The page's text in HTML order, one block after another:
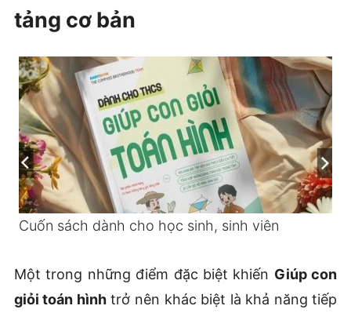
tảng cơ bản
Cuốn sách dành cho học sinh, sinh viên
Một trong những điểm đặc biệt khiến Giúp con
giỏi toán hìnhtrở nên khác biệt là khả năng tiếp